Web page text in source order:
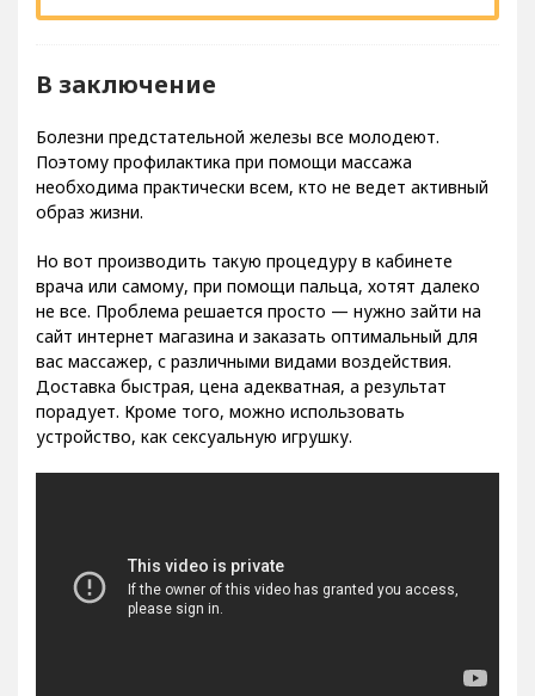
В заключение
Болезни предстательной железы все молодеют.
Поэтому профилактика при помощи массажа
необходима практически всем, кто не ведет активный
образ жизни.
Но вот производить такую процедуру в кабинете
врача или самому, при помощи пальца, хотят далеко
не все. Проблема решается просто — нужно зайти на
сайт интернет магазина и заказать оптимальный для
вас массажер, с различными видами воздействия.
Доставка быстрая, цена адекватная, а результат
порадует. Кроме того, можно использовать
устройство, как сексуальную игрушку.